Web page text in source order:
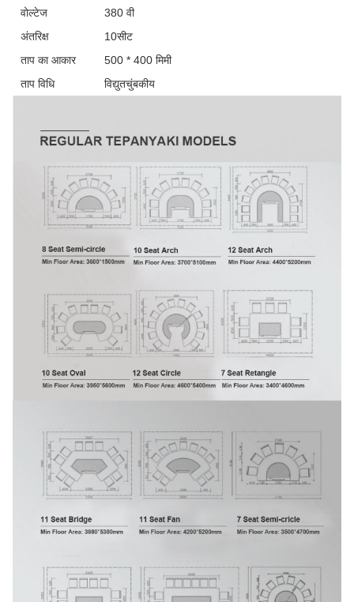
वोल्टेज
380 वी
अंतरिक्ष
10सीट
ताप का आकार
500 * 400 मिमी
ताप विधि
विद्युतचुंबकीय